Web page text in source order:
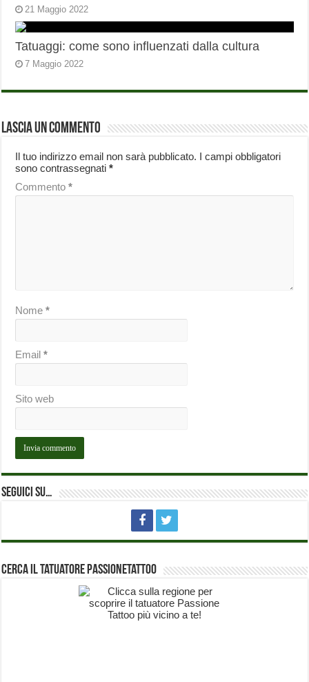
21 Maggio 2022
Tatuaggi: come sono influenzati dalla cultura
7 Maggio 2022
Lascia un commento
Il tuo indirizzo email non sarà pubblicato. I campi obbligatori
sono contrassegnati*
Commento*
Nome*
Email*
Sito web
Seguici su…
Cerca il Tatuatore PassioneTattoo